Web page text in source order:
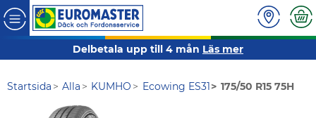
Delbetala upp till 4 mån Läs mer
Startsida Alla KUMHO Ecowing ES31 175/50 R15 75H